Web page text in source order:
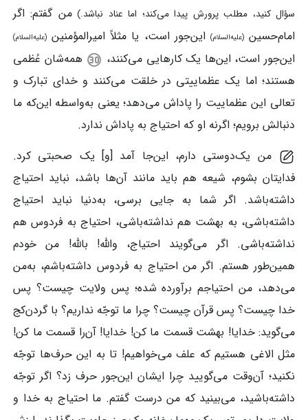
سؤال کنید، مطلب پرورش پیدا می‌کند؛ اما عناد نباشد.)من گفتم: اگر
امام‌حسین(علیه‌السلام) این‌جور است، یا مثلاً امیرالمؤمنین (علیه‌السلام)
این‌جور است، این‌ها یک کارهایی می‌کنند،
همه‌شان عُظمی
هستند؛ اما یک عظماییتی در خلقت می‌کنند و خدای تبارک و
تعالی این عظماییت را پاداش می‌دهد؛ یعنی به‌واسطه این‌که ما
دنبالش برویم؛ اگرنه او که احتیاج به پاداش ندارد.
من یک‌دوستی دارم، این‌جا آمد [و] یک صحبتی کرد.
فدایتان بشوم، شیعه هم باید مانند آن‌ها باشد، نباید احتیاج
داشته‌باشد. اگر شما به جایی برسی، به‌دنیا نباید احتیاج
داشته‌باشی، به بهشت هم نداشته‌باشی، احتیاج به فردوس هم
نداشته‌باشی. اگر می‌گویند احتیاج، والله! بالله! من خودم
همین‌طور هستم. اگر من احتیاج به فردوس داشته‌باشم، به‌من
می‌دهد، من احتیاجم برآورده شده؛ پس ولایت چیست؟ پس
خدا چیست؟ پس قرآن چیست؟ چرا ما توجّه نداریم؟ با گردن‌کج
می‌گوید: خدایا! بهشت قسمت ما کن! خدایا! آن‌را قسمت ما کن!
مثل الاغی هستیم که علف می‌خواهیم! تا به این حرف‌ها توجّه
نکنید؛ آن‌وقت می‌گویید چرا ایشان این‌جور حرف زد؟ اگر توجّه
داشته‌باشید، می‌بینید که من درست گفتم. ما احتیاج به خدا و